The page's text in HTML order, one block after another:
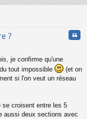
?
je confirme qu'une
tout impossible
(et on
si l'on veut un réseau
se croisent entre les 5
aussi deux sections avec